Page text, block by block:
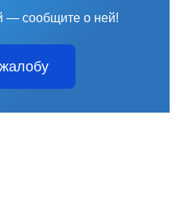
— сообщите о ней!